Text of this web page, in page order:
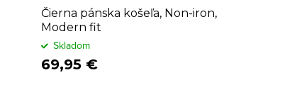
Čierna pánska košeľa, Non-iron,
Modern fit
69,95 €
Skladom